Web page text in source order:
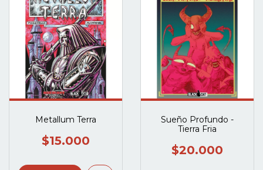
Metallum Terra
$15.000
Sueño Profundo -
Tierra Fria
$20.000